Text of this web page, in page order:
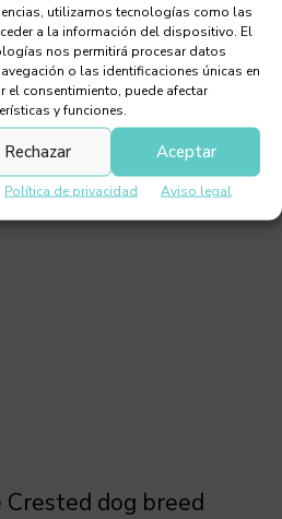
utilizamos tecnologías como las
a la información del dispositivo. El
nos permitirá procesar datos
o las identificaciones únicas en
el consentimiento, puede afectar
y funciones.
Aceptar
Rechazar
Política de privacidad Aviso legal
Crested dog breed